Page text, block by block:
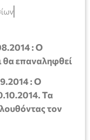
: Ο
θα επαναληφθεί
: O
Τα
τον